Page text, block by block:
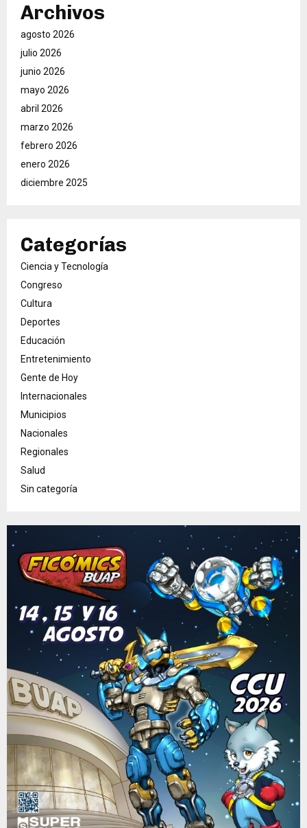
Archivos
agosto 2026
julio 2026
junio 2026
mayo 2026
abril 2026
marzo 2026
febrero 2026
enero 2026
diciembre 2025
Categorías
Ciencia y Tecnología
Congreso
Cultura
Deportes
Educación
Entretenimiento
Gente de Hoy
Internacionales
Municipios
Nacionales
Regionales
Salud
Sin categoría